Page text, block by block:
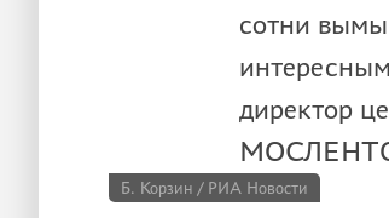
сотни
директор
Б. Корзин / РИА Новости